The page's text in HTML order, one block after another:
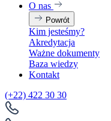
O nas
Powrót
Kim jesteśmy?
Akredytacja
Ważne dokumenty
Baza wiedzy
Kontakt
(+22) 422 30 30